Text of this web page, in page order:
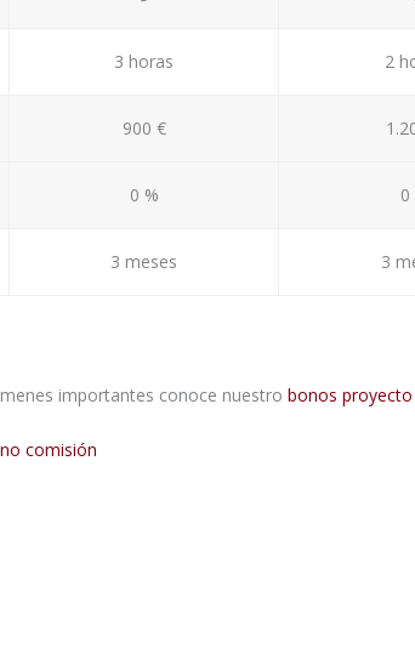
3 horas 2
900 €
0 % 0
3 meses 3
importantes conoce nuestro bonos proyecto
comisión